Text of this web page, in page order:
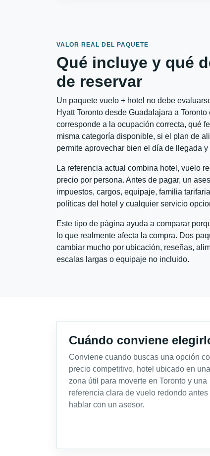
VALOR REAL DEL PAQUETE
Qué incluye y qué
de reservar
Un paquete vuelo + hotel no debe
Hyatt Toronto desde Guadalajara a
corresponde a la ocupación correcta, qué
misma categoría disponible, si el plan de
permite aprovechar bien el día de llegada y
La referencia actual combina hotel, vuelo
precio por persona. Antes de pagar, un
impuestos, cargos, equipaje, familia
políticas del hotel y cualquier servicio
Este tipo de página ayuda a comparar
lo que realmente afecta la compra. Dos
cambiar mucho por ubicación, reseñas,
escalas largas o equipaje no incluido.
Cuándo conviene
Conviene cuando buscas una opción
precio competitivo, hotel ubicado en una
zona útil para moverte en Toronto y una
referencia clara de vuelo redondo antes
hablar con un asesor.